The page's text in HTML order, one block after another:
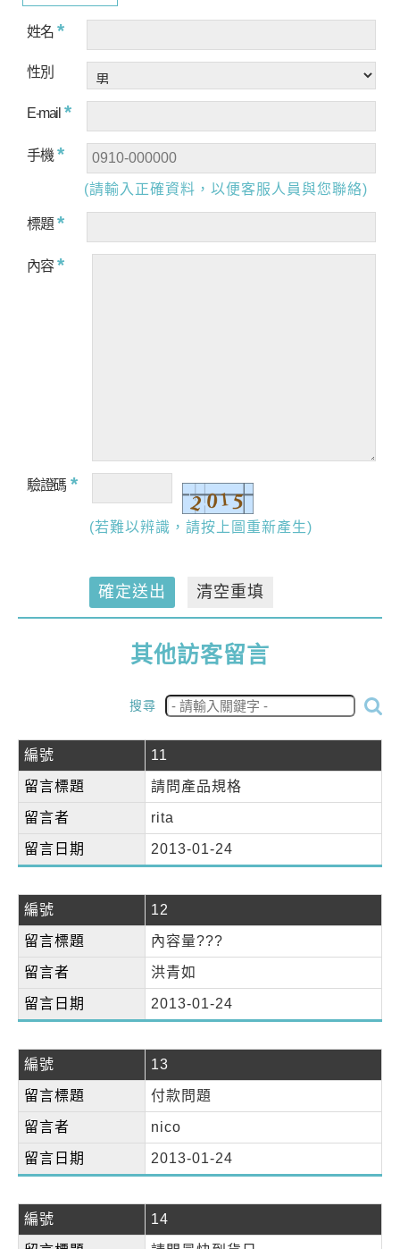
姓名 *
性別
E-mail *
手機 *
(請輸入正確資料，以便客服人員與您聯絡)
標題 *
內容 *
驗證碼 *
(若難以辨識，請按上圖重新產生)
確定送出 清空重填
其他訪客留言
搜尋
編號 11
留言標題 請問產品規格
留言者 rita
留言日期 2013-01-24
編號 12
留言標題 內容量???
留言者 洪青如
留言日期 2013-01-24
編號 13
留言標題 付款問題
留言者 nico
留言日期 2013-01-24
編號 14